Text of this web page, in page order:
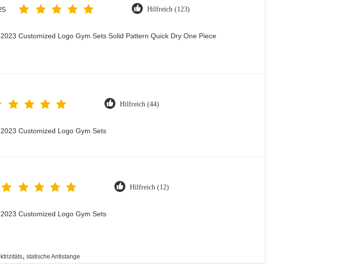
Hilfreich (123)
Customized Logo Gym Sets Solid Pattern Quick Dry One Piece
Hilfreich (44)
Customized Logo Gym Sets
Hilfreich (12)
Customized Logo Gym Sets
, statische Antistange